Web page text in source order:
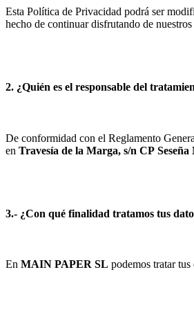
Esta Política de Privacidad podrá ser
hecho de continuar disfrutando de
2. ¿Quién es el responsable del
De conformidad con el Reglamento
en Travesía de la Marga, s/n CP Seseña
3.- ¿Con qué finalidad tratamos tus
En MAIN PAPER SL podemos tratar tus